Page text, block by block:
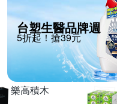
台塑生醫品牌週
5折起！搶39元
樂高積木